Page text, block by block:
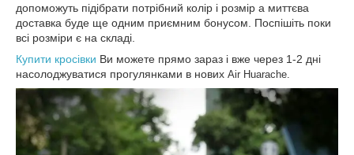
допоможуть підібрати потрібний колір і розмір а миттєва
доставка буде ще одним приємним бонусом. Поспішіть поки
всі розміри є на складі.
Купити кросівки Ви можете прямо зараз і вже через 1-2 дні
насолоджуватися прогулянками в нових Air Huarache.